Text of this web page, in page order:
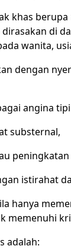
khas
di
wanita,
dengan
angina
substernal,
peningkatan
istirahat
hanya
memenuhi
adalah: